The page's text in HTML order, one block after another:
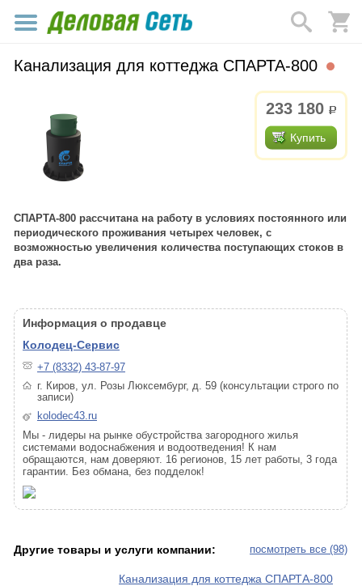
Канализация для коттеджа СПАРТА-800
233 180 р.
Купить
СПАРТА-800 рассчитана на работу в условиях постоянного или
периодического проживания четырех человек, с
возможностью увеличения количества поступающих стоков в
два раза.
Информация о продавце
Колодец-Сервис
+7 (8332) 43-87-97
г. Киров, ул. Розы Люксембург, д. 59 (консультации строго по
записи)
kolodec43.ru
Мы - лидеры на рынке обустройства загородного жилья
системами водоснабжения и водоотведения! К нам
обращаются, нам доверяют. 16 регионов, 15 лет работы, 3 года
гарантии. Без обмана, без подделок!
посмотреть все (98)
Другие товары и услуги компании:
Канализация для коттеджа СПАРТА-800